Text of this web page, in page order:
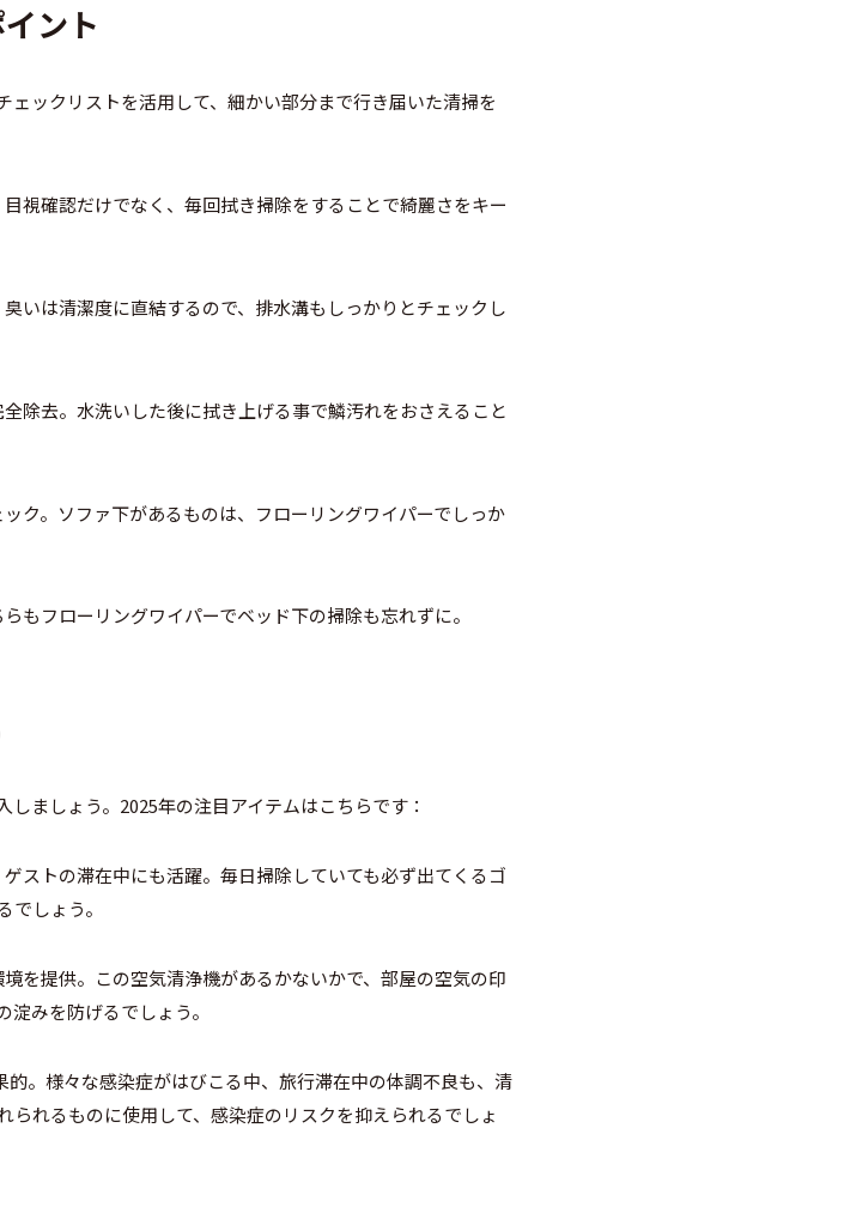
ント
ックリストを活用して、細かい部分まで行き届いた清掃を
視確認だけでなく、毎回拭き掃除をすることで綺麗さをキー
いは清潔度に直結するので、排水溝もしっかりとチェックし
除去。水洗いした後に拭き上げる事で鱗汚れをおさえること
ク。ソファ下があるものは、フローリングワイパーでしっか
もフローリングワイパーでベッド下の掃除も忘れずに。
ましょう。2025年の注目アイテムはこちらです：
ストの滞在中にも活躍。毎日掃除していても必ず出てくるゴ
しょう。
を提供。この空気清浄機があるかないかで、部屋の空気の印
みを防げるでしょう。
的。様々な感染症がはびこる中、旅行滞在中の体調不良も、清
れるものに使用して、感染症のリスクを抑えられるでしょ